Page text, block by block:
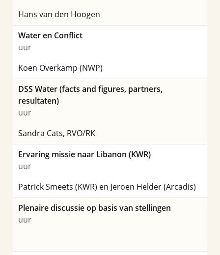
Patrick.Smeets@kwrwater.nl
bekijk profiel
Hans van den Hoogen
Water en Conflict
uur
Koen Overkamp (NWP)
DSS Water (facts and figures, partners,
resultaten)
uur
Sandra Cats, RVO/RK
Ervaring missie naar Libanon (KWR)
uur
Patrick Smeets (KWR) en Jeroen Helder (Arcadis)
Plenaire discussie op basis van stellingen
uur